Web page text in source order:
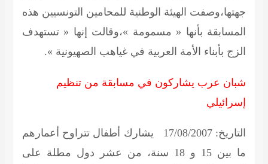
جهتها،وصفت الهيئة الوطنية للمحامين التونسيين هذه
المسابقة بأنها « مسمومة »،وقالت إنها « تستهدف
الزج بأبناء الأمة العربية في غياهب الصهيونية ».
شبان عرب يشاركون في مسابقة من تنظيم
إسرائيلي
التاريخ: 17/08/2007 يشارك أطفال تتراوح أعمارهم
ما بين 15 و 18 سنة، من عشر دول مطلة على